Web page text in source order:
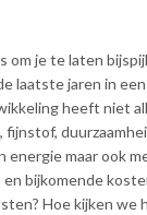
om je te laten
laatste jaren in
heeft niet
maar ook
bijkomende
Hoe kijken we
Artikelen
Opleiding &
Partners